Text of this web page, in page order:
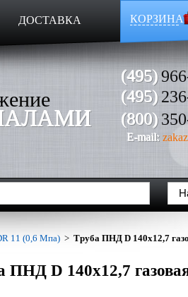
ДОСТАВКА КОРЗИНА
(495)
(495)
(800)
E-mail:
11 (0,6 Мпа) > Труба ПНД D 140х12,7
ПНД D 140х12,7